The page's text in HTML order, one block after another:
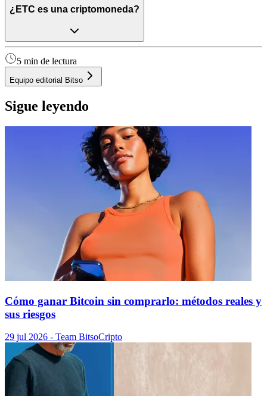
¿ETC es una criptomoneda?
5 min de lectura
Equipo editorial Bitso
Sigue leyendo
Cómo ganar Bitcoin sin comprarlo: métodos reales y
sus riesgos
29 jul 2026 - Team BitsoCripto